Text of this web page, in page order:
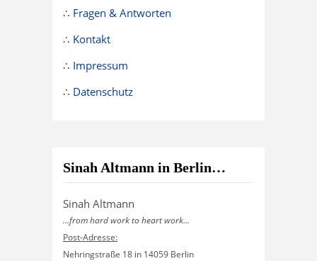
∴ Fragen & Antworten
∴ Kontakt
∴ Impressum
∴ Datenschutz
Sinah Altmann in Berlin…
Sinah Altmann
...from hard work to heart work...
Post-Adresse:
Nehringstraße 18 in 14059 Berlin